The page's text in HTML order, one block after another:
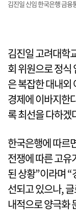
김진일 신임 한국은행 금
김진일 고려대학
회 위원으로 정식
은 복잡한 대내외
경제에 이바지한
록 최선을 다하겠
한국은행에 따르
전쟁에 따른 고유
된 상황”이라며
선되고 있으나,
내적으로 양극화